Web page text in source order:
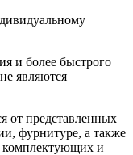
и более быстрого
являются
от представленных
фурнитуре, а также
комплектующих и